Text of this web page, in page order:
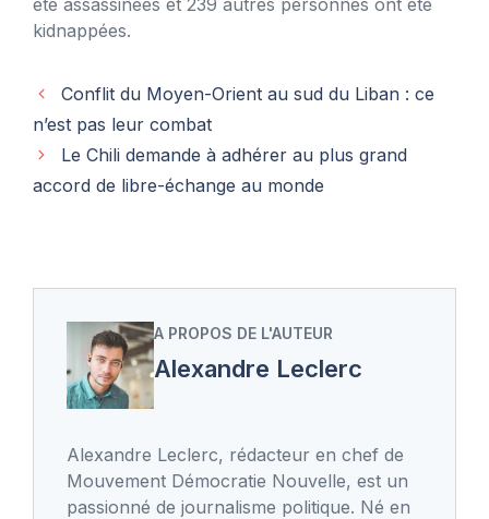
kidnappées.
Conflit du Moyen-Orient au sud du Liban : ce
n’est pas leur combat
Le Chili demande à adhérer au plus grand
accord de libre-échange au monde
A PROPOS DE L'AUTEUR
Alexandre Leclerc
Alexandre Leclerc, rédacteur en chef de
Mouvement Démocratie Nouvelle, est un
passionné de journalisme politique. Né en